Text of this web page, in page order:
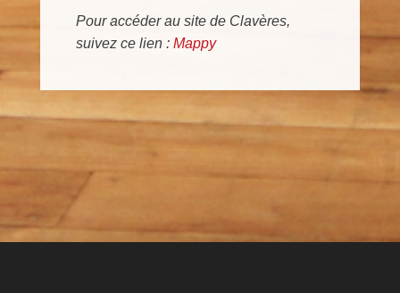
Pour accéder au site de Clavères,
suivez ce lien : Mappy